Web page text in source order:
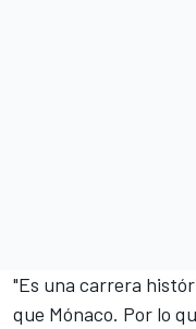
"Es una carrera
que Mónaco. Por lo